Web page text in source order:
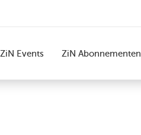
ZiN Events ZiN Abonnementen